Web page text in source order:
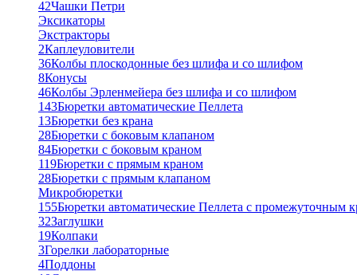
42Чашки Петри
Эксикаторы
Экстракторы
2Каплеуловители
36Колбы плоскодонные без шлифа и со шлифом
8Конусы
46Колбы Эрленмейера без шлифа и со шлифом
143Бюретки автоматические Пеллета
13Бюретки без крана
28Бюретки с боковым клапаном
84Бюретки с боковым краном
119Бюретки с прямым краном
28Бюретки с прямым клапаном
Микробюретки
155Бюретки автоматические Пеллета с промежуточным
32Заглушки
19Колпаки
3Горелки лабораторные
4Поддоны